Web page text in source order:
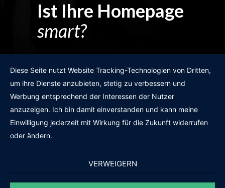
Ist Ihre Homepage
smart?
GRATIS WEBSITE-CHECK
Diese Seite nutzt Website Tracking-Technologien von Dritten,
um ihre Dienste anzubieten, stetig zu verbessern und
Werbung entsprechend der Interessen der Nutzer
anzuzeigen. Ich bin damit einverstanden und kann meine
Einwilligung jederzeit mit Wirkung für die Zukunft widerrufen
oder ändern.
VERWEIGERN